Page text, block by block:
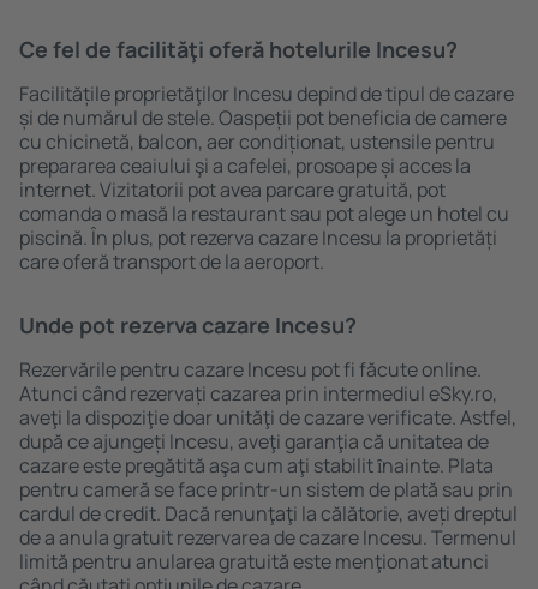
Ce fel de facilităţi oferă hotelurile Incesu?
Facilitățile proprietăţilor Incesu depind de tipul de cazare
și de numărul de stele. Oaspeții pot beneficia de camere
cu chicinetă, balcon, aer condiționat, ustensile pentru
prepararea ceaiului şi a cafelei, prosoape și acces la
internet. Vizitatorii pot avea parcare gratuită, pot
comanda o masă la restaurant sau pot alege un hotel cu
piscină. În plus, pot rezerva cazare Incesu la proprietăți
care oferă transport de la aeroport.
Unde pot rezerva cazare Incesu?
Rezervările pentru cazare Incesu pot fi făcute online.
Atunci când rezervați cazarea prin intermediul eSky.ro,
aveţi la dispoziţie doar unităţi de cazare verificate. Astfel,
după ce ajungeți Incesu, aveţi garanţia că unitatea de
cazare este pregătită aşa cum aţi stabilit ȋnainte. Plata
pentru cameră se face printr-un sistem de plată sau prin
cardul de credit. Dacă renunţaţi la călătorie, aveți dreptul
de a anula gratuit rezervarea de cazare Incesu. Termenul
limită pentru anularea gratuită este menţionat atunci